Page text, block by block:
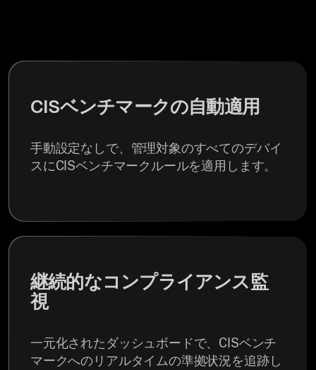
CISベンチマークの自動適用
手動設定なしで、管理対象のすべてのデバイ
スにCISベンチマークルールを適用します。
継続的なコンプライアンス監
視
一元化されたダッシュボードで、CISベンチ
マークへのリアルタイムの準拠状況を追跡し